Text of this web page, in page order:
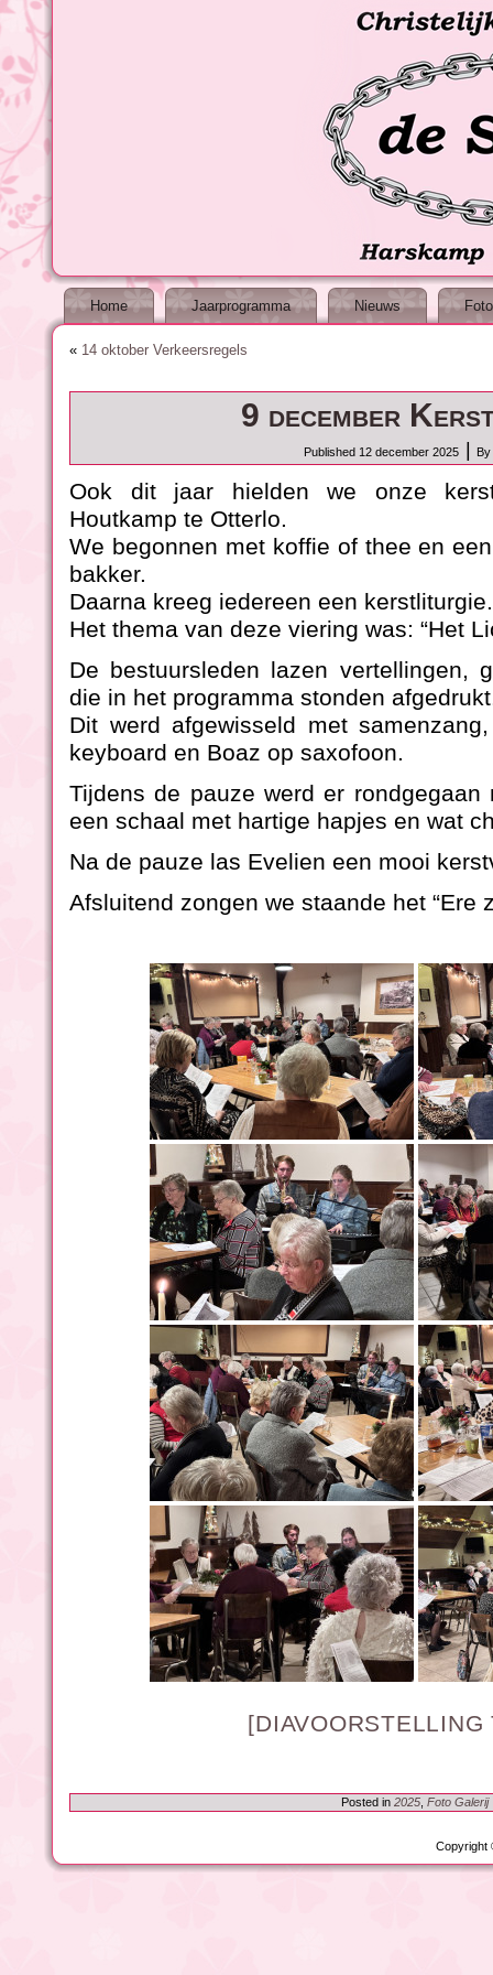
Home Jaarprogramma Nieuws
« 14 oktober Verkeersregels
9 december
Published 12 december 2025 By
Ook dit jaar hielden we onze
Houtkamp te Otterlo.
We begonnen met koffie of thee en
bakker.
Daarna kreeg iedereen een kerstliturgie.
Het thema van deze viering was: “Het
De bestuursleden lazen vertellingen,
die in het programma stonden
Dit werd afgewisseld met
keyboard en Boaz op saxofoon.
Tijdens de pauze werd er
een schaal met hartige hapjes en wat
Na de pauze las Evelien een mooi
Afsluitend zongen we staande het “Ere
[DIAVOORSTELLING
Posted in 2025 Foto Galerij
Copyright